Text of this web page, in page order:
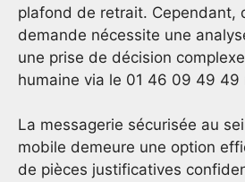
plafond de retrait. Cependant,
demande nécessite une
une prise de décision
humaine via le 01 46 09 49 49
La messagerie sécurisée au
mobile demeure une option
de pièces justificatives